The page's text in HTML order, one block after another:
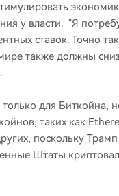
у власти. "Я
ставок. Точно
также должны
для Биткойна,
таких как
поскольку
Штаты